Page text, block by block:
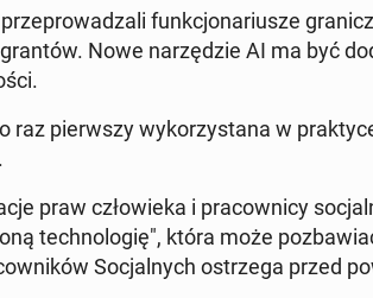
funk­cjo­na­riu­sze
Nowe na­rzę­dzie AI ma być
raz pierw­szy wy­ko­rzy­sta­na w
praw czło­wie­ka i pra­cow­ni­cy
tech­no­lo­gię", która może
So­cjal­nych ostrze­ga przed